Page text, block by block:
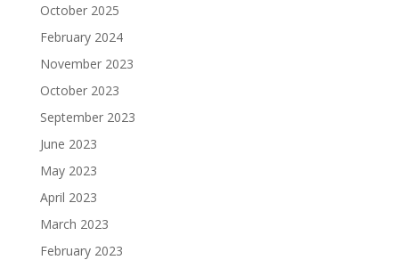
October 2025
February 2024
November 2023
October 2023
September 2023
June 2023
May 2023
April 2023
March 2023
February 2023